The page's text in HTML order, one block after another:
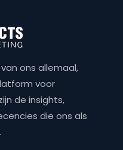
ons allemaal,
voor
de insights,
die ons als